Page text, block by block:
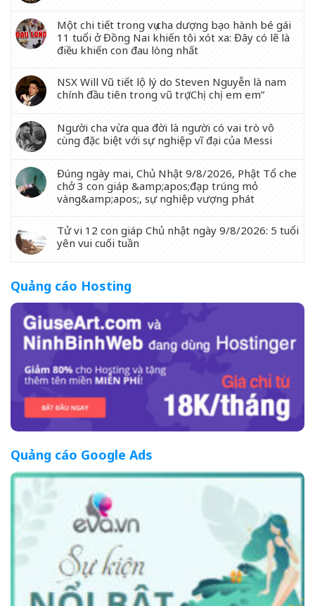
Một chi tiết trong vụ cha dượng bạo hành bé gái
11 tuổi ở Đồng Nai khiến tôi xót xa: Đây có lẽ là
điều khiến con đau lòng nhất
NSX Will Vũ tiết lộ lý do Steven Nguyễn là nam
chính đầu tiên trong vũ trụ “Chị chị em em”
Người cha vừa qua đời là người có vai trò vô
cùng đặc biệt với sự nghiệp vĩ đại của Messi
Đúng ngày mai, Chủ Nhật 9/8/2026, Phật Tổ che
chở 3 con giáp &amp;apos;đạp trúng mỏ
vàng&amp;apos;, sự nghiệp vượng phát
Tử vi 12 con giáp Chủ nhật ngày 9/8/2026: 5 tuổi
yên vui cuối tuần
Quảng cáo Hosting
Quảng cáo Google Ads